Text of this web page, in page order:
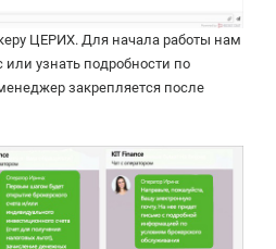
ЦЕРИХ. Для начала работы нам
узнать подробности по
закрепляется после